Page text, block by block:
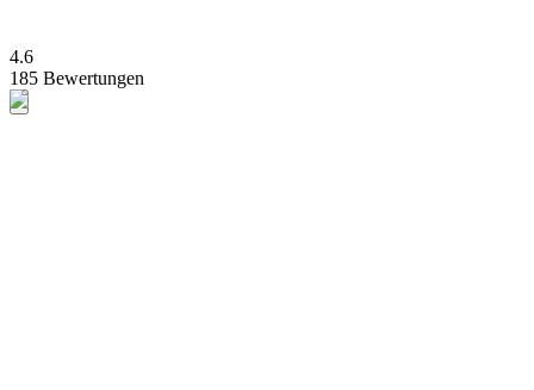
4.6
185 Bewertungen